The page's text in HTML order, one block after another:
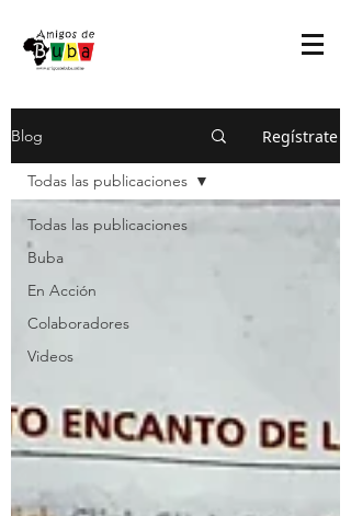
Blog Regístrate
Todas las publicaciones
Buba
En Acción
Colaboradores
Videos
Todas las publicaciones